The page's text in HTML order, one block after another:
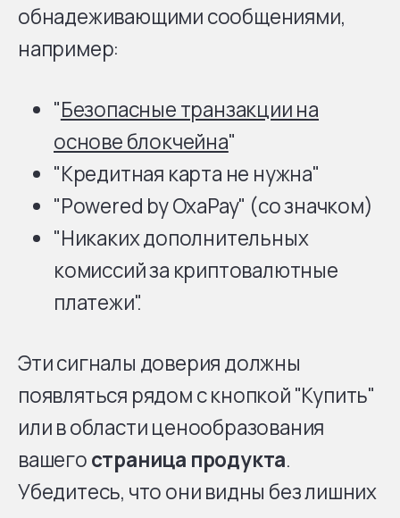
обнадеживающими сообщениями,
например:
"Безопасные транзакции на
основе блокчейна"
"Кредитная карта не нужна"
"Powered by OxaPay" (со значком)
"Никаких дополнительных
комиссий за криптовалютные
платежи".
Эти сигналы доверия должны
появляться рядом с кнопкой "Купить"
или в области ценообразования
вашегостраница продукта.
Убедитесь, что они видны без лишних